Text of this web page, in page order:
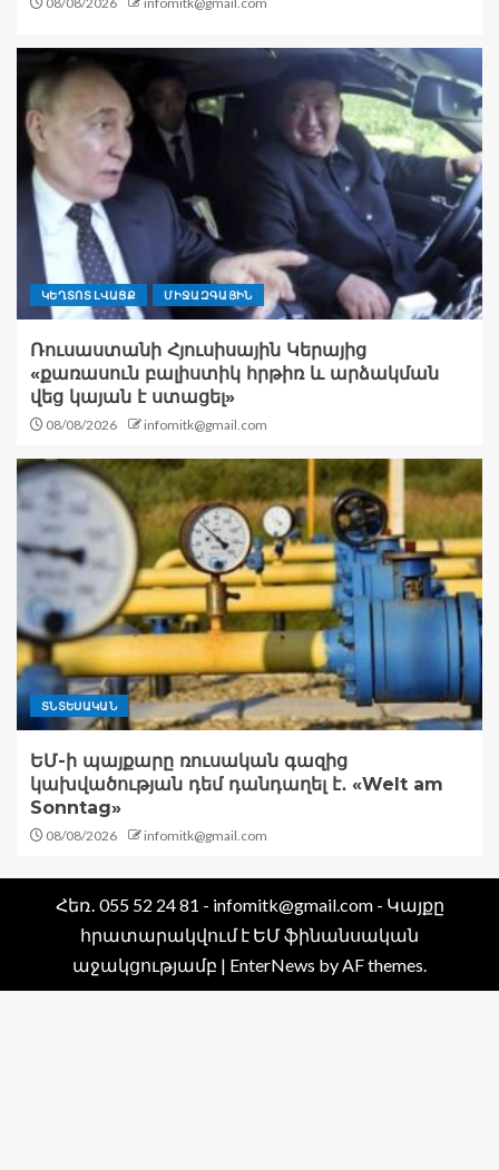
ԿԵՂՏՈՏ ԼՎԱՑՔ ՄԻՋԱԶԳԱՅԻՆ
Ռուսաստանի Հյուսիսային Կերայից
«քառասուն բալիստիկ հրթիռ և արձակման
վեց կայան է ստացել»
08/08/2026 infomitk@gmail.com
ՏՆՏԵՍԱԿԱՆ
ԵՄ-ի պայքարը ռուսական գազից
կախվածության դեմ դանդաղել է․ «Welt am
Sonntag»
08/08/2026 infomitk@gmail.com
Հեռ․ 055 52 24 81 - infomitk@gmail.com - Կայքը
հրատարակվում է ԵՄ ֆինանսական
աջակցությամբ | EnterNews by AF themes.